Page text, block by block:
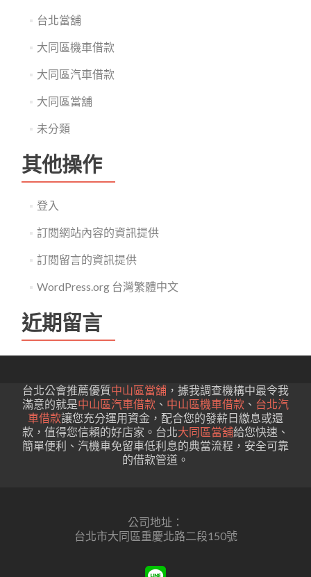
台北當舖
大同區機車借款
大同區汽車借款
大同區當舖
未分類
其他操作
登入
訂閱網站內容的資訊提供
訂閱留言的資訊提供
WordPress.org 台灣繁體中文
近期留言
台北公會推薦優質中山區當舖 ，據我調查機構中最令我
滿意的就是中山區汽車借款 、 中山區機車借款 、 台北汽
車借款讓您充分運用資金，配合您的發薪日繳息或還
款，值得您信賴的好店家。台北大同區當舖給您快速、
簡單便利、汽機車免留車低利息的典當流程，安全可靠
的借款管道。
公司地址：
台北市大同區重慶北路二段150號